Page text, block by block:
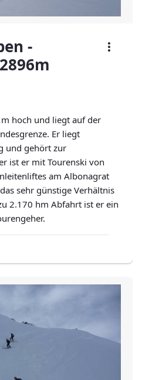
-
hoch und liegt auf der
Er liegt
und gehört zur
ist er mit Tourenski von
am Albonagrat
sehr günstige Verhältnis
2.170 hm Abfahrt ist er ein